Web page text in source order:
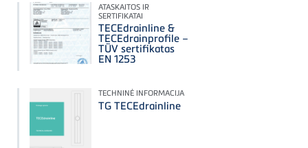
ATASKAITOS IR
SERTIFIKATAI
TECEdrainline &
TECEdrainprofile –
TÜV sertifikatas
EN 1253
TECHNINĖ INFORMACIJA
TG TECEdrainline